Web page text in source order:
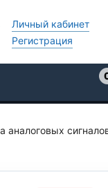
Личный кабинет
Регистрация
аналоговых